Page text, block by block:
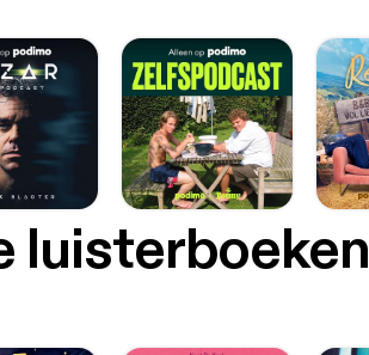
luisterboeken